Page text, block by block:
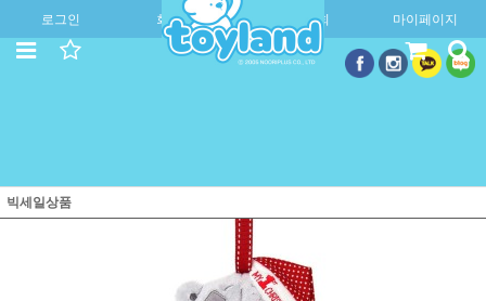
로그인 회원가입 주문조회 마이페이지
빅세일상품